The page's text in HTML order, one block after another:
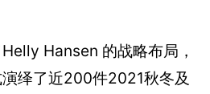
Hansen 的战略布局，
绎了近200件2021秋冬及